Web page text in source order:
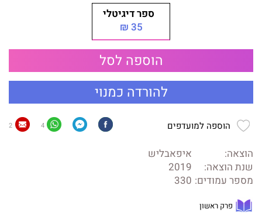
ספר דיגיטלי
35 ₪
הוספה לסל
להורדה כמנוי
הוספה למועדפים 4
2
הוצאה:
איפאבליש
שנת הוצאה:
2019
מספר עמודים: 330
פרק ראשון